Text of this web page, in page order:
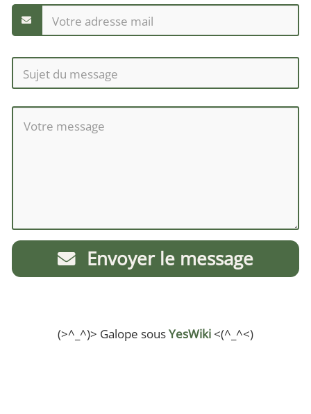
Envoyer le message
(>^_^)> Galope sousYesWiki <(^_^<)